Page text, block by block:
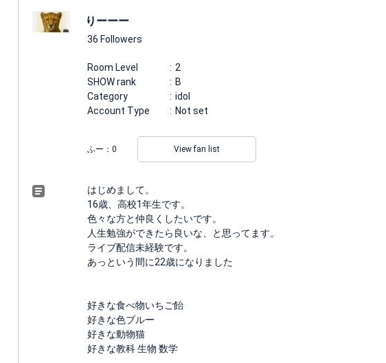
りーーー
36 Followers
Room Level
2
SHOW rank
B
Category
idol
Account Type
Not set
ふー： 0 View fan list
はじめまして。
16歳、高校1年生です。
色々な方と仲良くしたいです。
人生勉強ができたら良いな、と思ってます。
ライブ配信未経験です。
あっという間に22歳になりました
好きな食べ物いちご飴
好きな色ブルー
好きな動物猫
好きな教科 生物 数学